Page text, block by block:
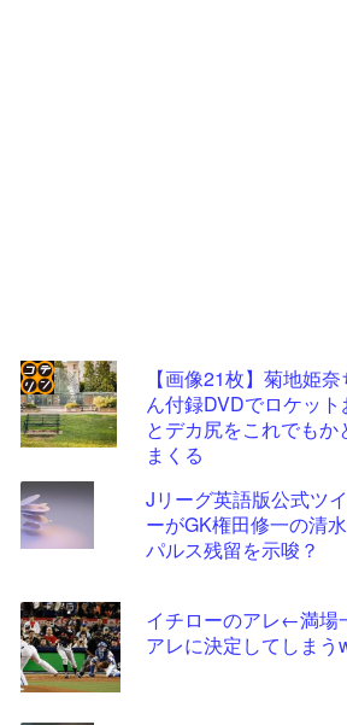
【画像21枚】菊地姫奈
ん付録DVDでロケット
とデカ尻をこれでもか
まくる
Jリーグ英語版公式ツ
ーがGK権田修一の清
パルス残留を示唆？
イチローのアレ←満場
アレに決定してしまう
コテ
リン
- 固
定リ
ンク
更新
ツー
ル